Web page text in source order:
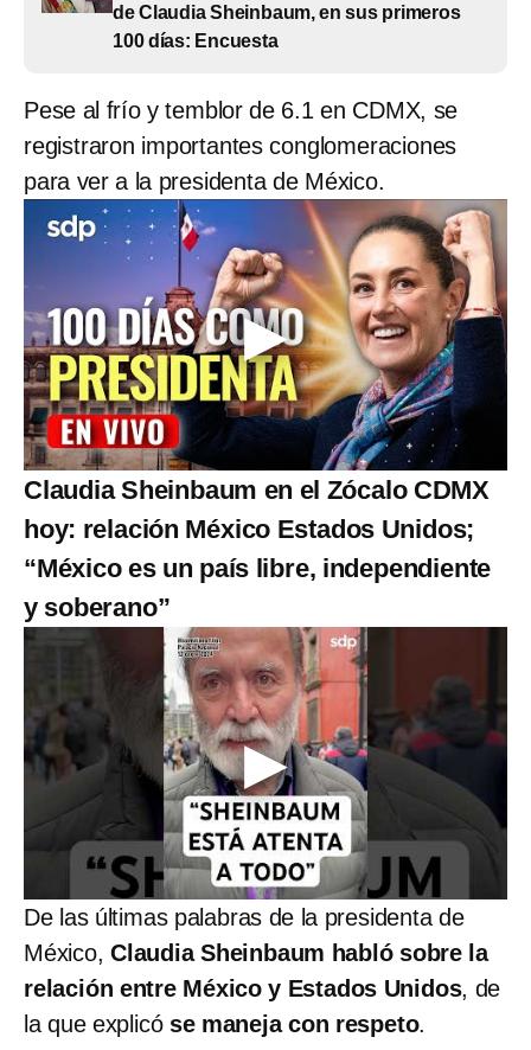
de Claudia Sheinbaum, en sus primeros
100 días: Encuesta
Pese al frío y temblor de 6.1 en CDMX, se
registraron importantes conglomeraciones
para ver a la presidenta de México.
Claudia Sheinbaum en el Zócalo CDMX
hoy: relación México Estados Unidos;
“México es un país libre, independiente
y soberano”
De las últimas palabras de la presidenta de
México, Claudia Sheinbaum habló sobre la
relación entre México y Estados Unidos, de
la que explicóse maneja con respeto.